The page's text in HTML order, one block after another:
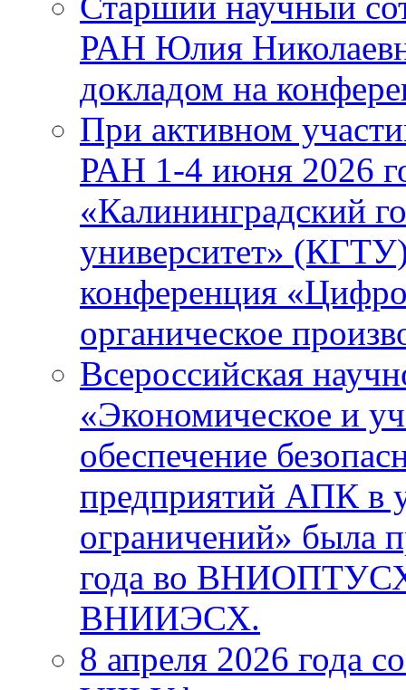
РАН Юлия
докладом на
При активном
РАН 1-4 июня 2026
«Калининградский
университет»
конференция
органическое
Всероссийская
«Экономическое и
обеспечение
предприятий АПК в
ограничений» была
года во
ВНИИЭСХ.
8 апреля 2026 года